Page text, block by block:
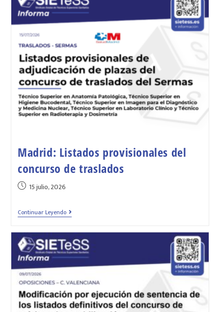
Madrid: Listados provisionales del
concurso de traslados
15 julio, 2026
Continuar Leyendo